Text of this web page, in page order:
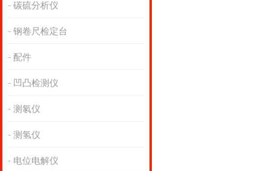
碳硫分析仪
钢卷尺检定台
配件
凹凸检测仪
测氡仪
测氢仪
电位电解仪